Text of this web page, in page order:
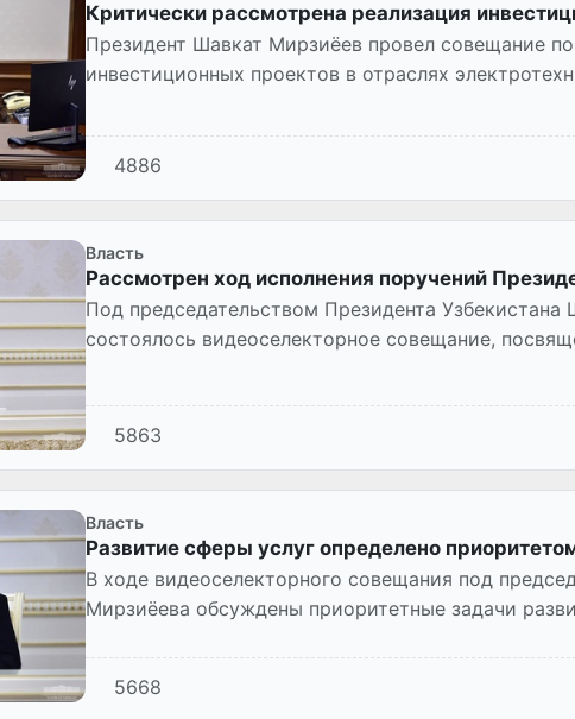
Критически рассмотрена реализация
Президент Шавкат Мирзиёев провел совещание
инвестиционных проектов в отраслях
4886
Власть
Рассмотрен ход исполнения поручений
Под председательством Президента
состоялось видеоселекторное совещание,
5863
Власть
Развитие сферы услуг определено
В ходе видеоселекторного совещания под
Мирзиёева обсуждены приоритетные задачи
5668